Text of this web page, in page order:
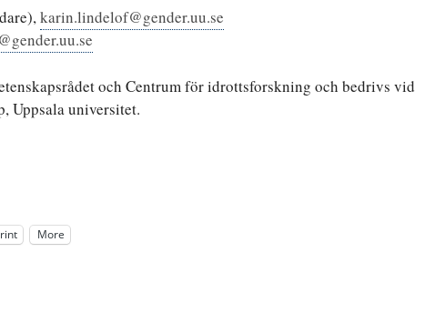
karin.lindelof@gender.uu.se
och Centrum för idrottsforskning och bedrivs vid
Uppsala universitet.
More